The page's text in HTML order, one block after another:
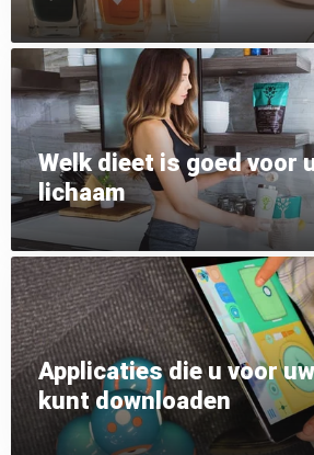
Welk dieet is goed voor
lichaam
Applicaties die u voor
kunt downloaden